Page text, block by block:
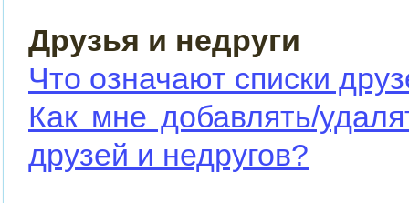
Друзья и недруги
Что означают списки
Как мне добавлять/
друзей и недругов?